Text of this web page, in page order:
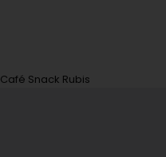
Café Snack Rubis